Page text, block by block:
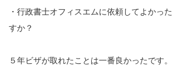
・行政書士オフィスエムに依頼してよかっ
すか？
５年ビザが取れたことは一番良かったです。